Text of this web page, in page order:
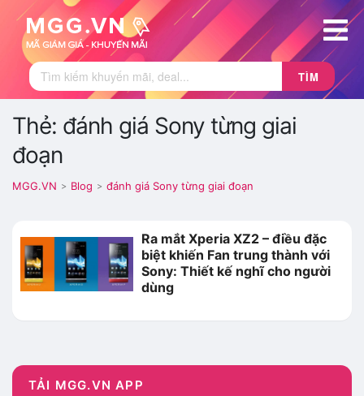
TÌM
Thẻ: đánh giá Sony từng giai
đoạn
MGG.VN > Blog > đánh giá Sony từng giai đoạn
Ra mắt Xperia XZ2 – điều đặc
biệt khiến Fan trung thành với
Sony: Thiết kế nghĩ cho người
dùng
TẢI MGG.VN APP